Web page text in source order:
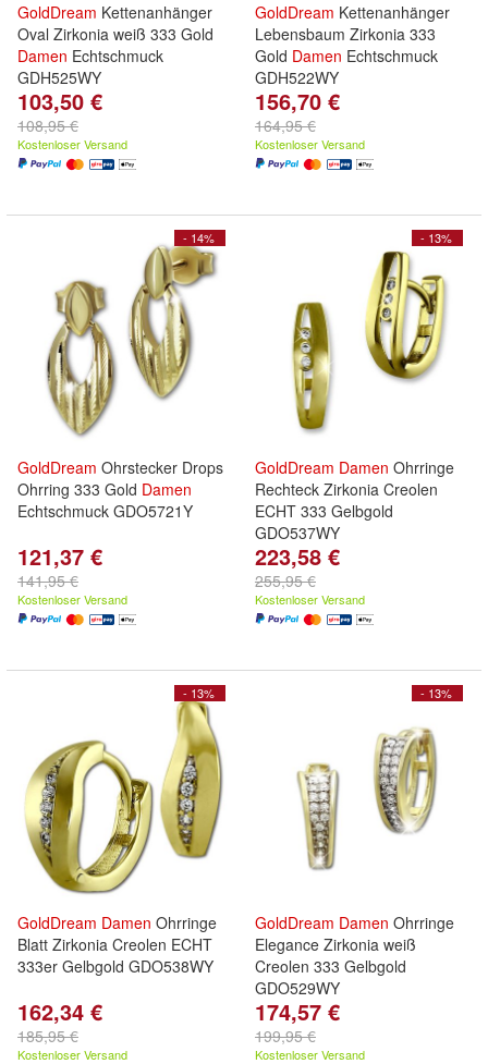
GoldDream Kettenanhänger
Oval Zirkonia weiß 333 Gold
Damen Echtschmuck
GDH525WY
103,50 €
108,95 €
Kostenloser Versand
GoldDream Kettenanhänger
Lebensbaum Zirkonia 333
Gold Damen Echtschmuck
GDH522WY
156,70 €
164,95 €
Kostenloser Versand
- 14%
GoldDream Ohrstecker Drops
Ohrring 333 Gold Damen
Echtschmuck GDO5721Y
121,37 €
141,95 €
Kostenloser Versand
- 13%
GoldDream Damen Ohrringe
Rechteck Zirkonia Creolen
ECHT 333 Gelbgold
GDO537WY
223,58 €
255,95 €
Kostenloser Versand
- 13%
GoldDream Damen Ohrringe
Blatt Zirkonia Creolen ECHT
333er Gelbgold GDO538WY
162,34 €
185,95 €
Kostenloser Versand
- 13%
GoldDream Damen Ohrringe
Elegance Zirkonia weiß
Creolen 333 Gelbgold
GDO529WY
174,57 €
199,95 €
Kostenloser Versand